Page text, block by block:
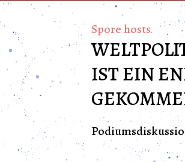
Spore hosts
IST EIN